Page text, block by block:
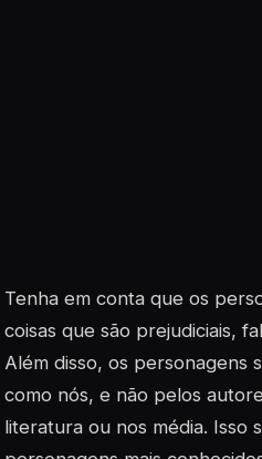
Tenha em conta que os
coisas que são prejudiciais,
Além disso, os personagens
como nós, e não pelos
literatura ou nos média. Isso